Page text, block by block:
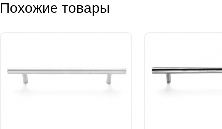
Похожие товары